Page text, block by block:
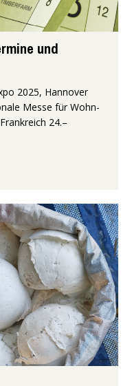
und
2025, Hannover
Messe für Wohn-
24.–